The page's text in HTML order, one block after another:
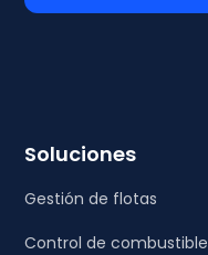
Soluciones
Gestión de flotas
Control de combustible